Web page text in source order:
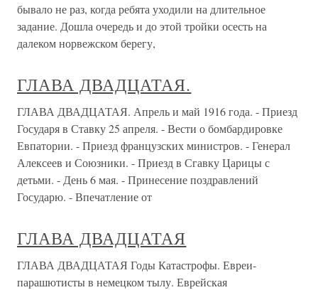
бывало не раз, когда ребята уходили на длительное
задание. Дошла очередь и до этой тройки осесть на
далеком норвежском берегу,
ГЛАВА ДВАДЦАТАЯ.
ГЛАВА ДВАДЦАТАЯ. Апрель и май 1916 года. - Приезд
Государя в Ставку 25 апреля. - Вести о бомбардировке
Евпатории. - Приезд французских министров. - Генерал
Алексеев и Союзники. - Приезд в Сгавку Царицы с
детьми. - День 6 мая. - Принесение поздравлений
Государю. - Впечатление от
ГЛАВА ДВАДЦАТАЯ
ГЛАВА ДВАДЦАТАЯ Годы Катастрофы. Евреи-
парашютисты в немецком тылу. Еврейская